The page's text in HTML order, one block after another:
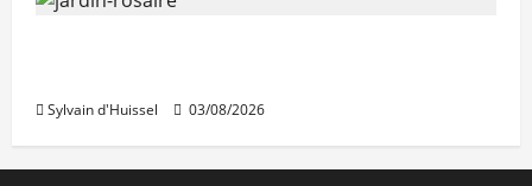
Sylvain d'Huissel 03/08/2026